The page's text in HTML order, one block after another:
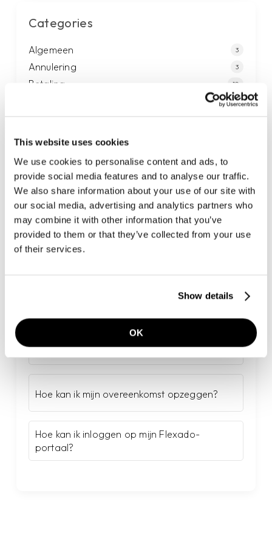
This website uses cookies
We use cookies to personalise content and ads, to
provide social media features and to analyse our traffic.
We also share information about your use of our site with
our social media, advertising and analytics partners who
may combine it with other information that you’ve
provided to them or that they’ve collected from your use
of their services.
Show details
OK
Categories
Algemeen 3
Annulering 3
Betaling 10
3
Overeenkomst
Post
Privacy 2
Telefonie
Verkoop 1
Onboarding Compliance
Hoe kan ik mijn overeenkomst opzeggen?
Hoe kan ik inloggen op mijn Flexado-
portaal?